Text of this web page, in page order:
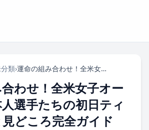
類› 運命の組み合わせ！全米女子オープン、日本人選手たちの初日ティオフ時間と見どころ完全ガイド
わせ！全米女子オー
選手たちの初日ティ
どころ完全ガイド